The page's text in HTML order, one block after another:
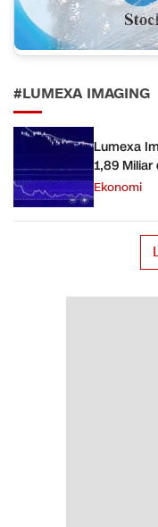
#LUMEXA IMAGING
Lumexa
1,89 Miliar
Ekonomi